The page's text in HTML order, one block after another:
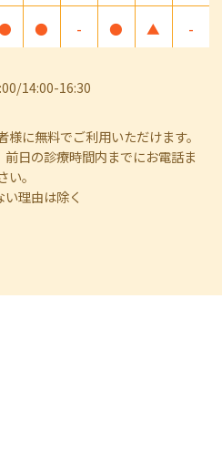
● - ● ▲ -
14:00-16:30
に無料でご利用いただけます。
日の診療時間内までにお電話ま
。
理由は除く